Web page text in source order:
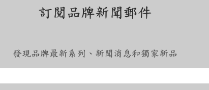
訂閱品牌新聞郵件
發現品牌最新系列、新聞消息和獨家新品